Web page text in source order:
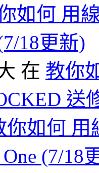
如何 用
18更新)
在 教你
送
你如何 用
(7/18